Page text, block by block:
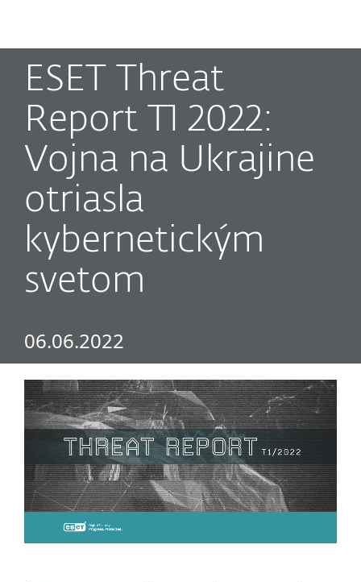
ESET Threat
Report T1 2022:
Vojna na Ukrajine
otriasla
kybernetickým
svetom
06.06.2022